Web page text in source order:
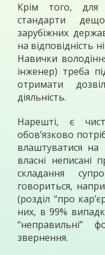
Крім того, для
стандарти
зарубіжних
на відповідність
Навички
інженер) треба
отримати
діяльність.
Нарешті, є
обов’язково
влаштуватися на
власні неписані
складання
говориться,
(розділ “про
них, в 99%
“неправильні”
звернення.